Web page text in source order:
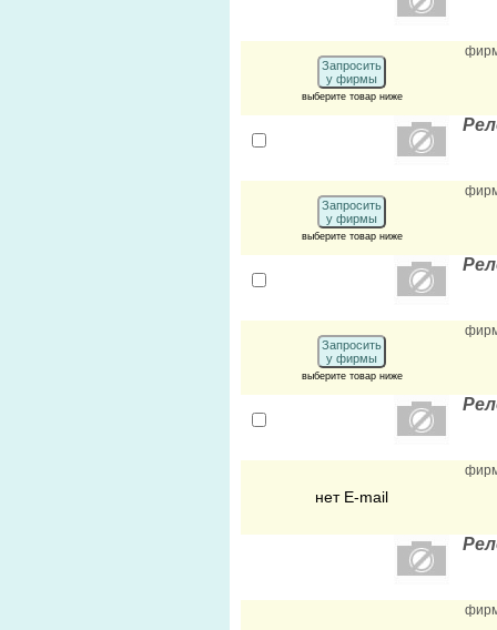
Запросить
у фирмы
выберите товар ниже
Запросить
у фирмы
выберите товар ниже
Запросить
у фирмы
выберите товар ниже
нет E-mail